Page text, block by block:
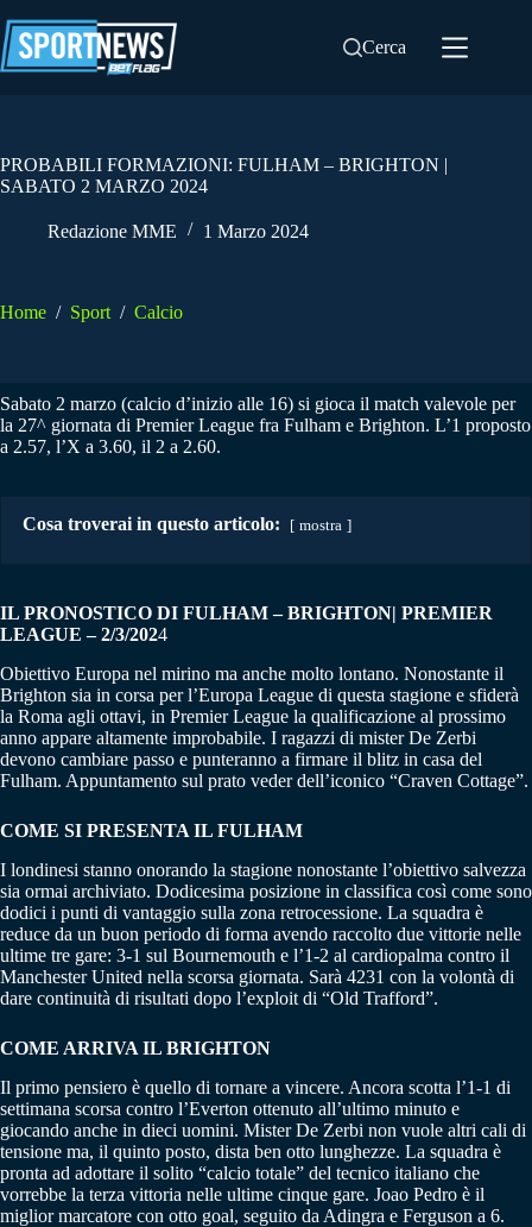
al
contenuto
Cerca
PROBABILI FORMAZIONI: FULHAM – BRIGHTON |
SABATO 2 MARZO 2024
Redazione MME 1 Marzo 2024
Home / Sport / Calcio
Sabato 2 marzo (calcio d’inizio alle 16) si gioca il match valevole per
la 27^ giornata di Premier League fra Fulham e Brighton. L’1 proposto
a 2.57, l’X a 3.60, il 2 a 2.60.
Cosa troverai in questo articolo: mostra
IL PRONOSTICO DI FULHAM – BRIGHTON| PREMIER
LEAGUE – 2/3/2024
Obiettivo Europa nel mirino ma anche molto lontano. Nonostante il
Brighton sia in corsa per l’Europa League di questa stagione e sfiderà
la Roma agli ottavi, in Premier League la qualificazione al prossimo
anno appare altamente improbabile. I ragazzi di mister De Zerbi
devono cambiare passo e punteranno a firmare il blitz in casa del
Fulham. Appuntamento sul prato veder dell’iconico “Craven Cottage”.
COME SI PRESENTA IL FULHAM
I londinesi stanno onorando la stagione nonostante l’obiettivo salvezza
sia ormai archiviato. Dodicesima posizione in classifica così come sono
dodici i punti di vantaggio sulla zona retrocessione. La squadra è
reduce da un buon periodo di forma avendo raccolto due vittorie nelle
ultime tre gare: 3-1 sul Bournemouth e l’1-2 al cardiopalma contro il
Manchester United nella scorsa giornata. Sarà 4231 con la volontà di
dare continuità di risultati dopo l’exploit di “Old Trafford”.
COME ARRIVA IL BRIGHTON
Il primo pensiero è quello di tornare a vincere. Ancora scotta l’1-1 di
settimana scorsa contro l’Everton ottenuto all’ultimo minuto e
giocando anche in dieci uomini. Mister De Zerbi non vuole altri cali di
tensione ma, il quinto posto, dista ben otto lunghezze. La squadra è
pronta ad adottare il solito “calcio totale” del tecnico italiano che
vorrebbe la terza vittoria nelle ultime cinque gare. Joao Pedro è il
miglior marcatore con otto goal, seguito da Adingra e Ferguson a 6.